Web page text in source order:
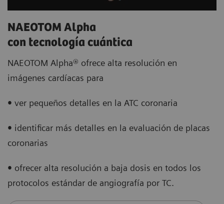
NAEOTOM Alpha
con tecnología cuántica
NAEOTOM Alpha® ofrece alta resolución en
imágenes cardíacas para
• ver pequeños detalles en la ATC coronaria
• identificar más detalles en la evaluación de placas
coronarias
• ofrecer alta resolución a baja dosis en todos los
protocolos estándar de angiografía por TC.